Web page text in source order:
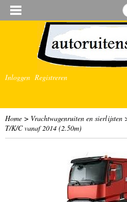
Inloggen Registreren
Home > Vrachtwagenruiten en sierlijsten
T/K/C vanaf 2014 (2.50m)